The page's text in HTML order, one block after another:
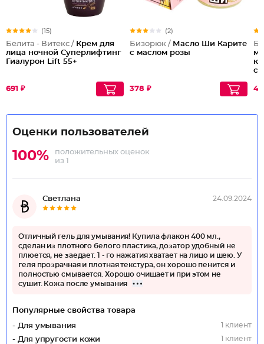
(15)
Белита - Витекс / Крем для
лица ночной Суперлифтинг
Гиалурон Lift 55+
691 ₽
(2)
Бизорюк / Масло Ши Карите
с маслом розы
378 ₽
Оценки пользователей
100%
положительных оценок
из 1
Светлана 24.09.2024
Отличный гель для умывания! Купила флакон 400 мл.,
сделан из плотного белого пластика, дозатор удобный не
плюется, не заедает. 1 - го нажатия хватает на лицо и шею. У
геля прозрачная и плотная текстура, он хорошо пенится и
полностью смывается. Хорошо очищает и при этом не
сушит. Кожа после умывания
Популярные свойства товара
- Для умывания
1 клиент
- Для упругости кожи 1 клиент